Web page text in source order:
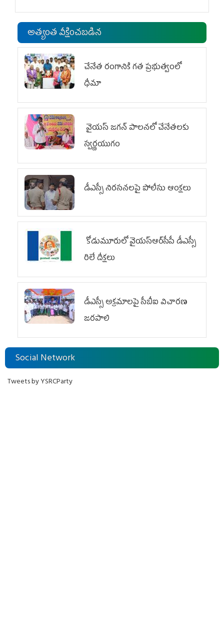
అత్యంత వీక్షించబడిన
చేనేత రంగానికి గత ప్రభుత్వంలో
ధీమా
వైయ‌స్ జగన్ పాలనలో చేనేతలకు
స్వర్ణయుగం
డీఎస్సీ నిరసనలపై పోలీసు ఆంక్షలు
కోడుమూరులో వైయ‌స్ఆర్‌సీపీ డీఎస్సీ
రిలే దీక్షలు
డీఎస్సీ అక్రమాలపై సీబీఐ విచారణ
జరపాలి
Social Network
Tweets by YSRCParty